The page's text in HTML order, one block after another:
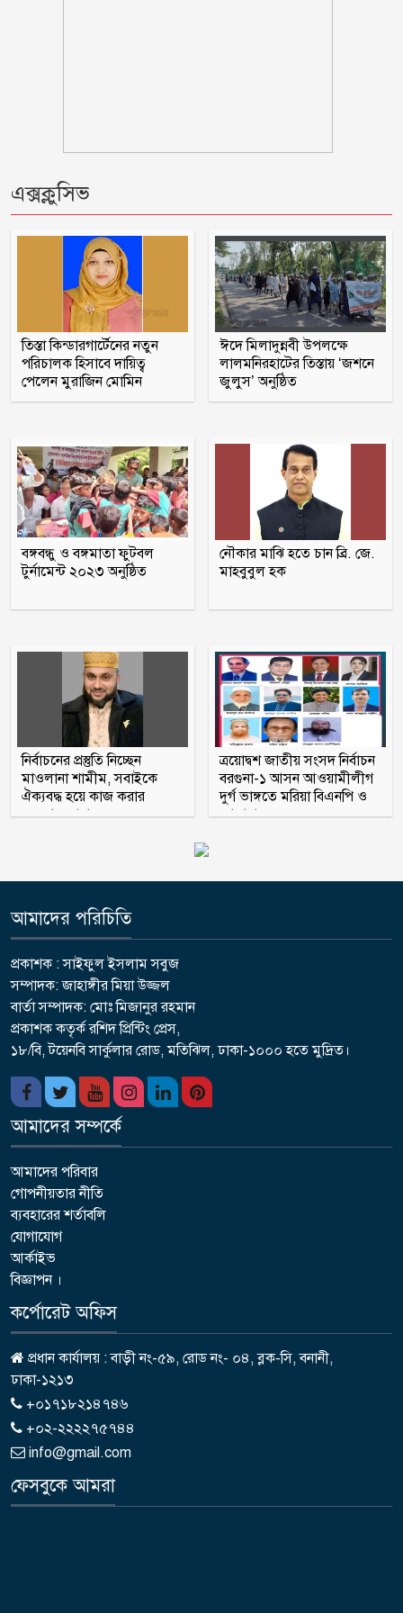
থাকার আহ্বান জামায়াত আমিরের
প্রথমে নৈতিক সমর্থন, পরে সরাসরি রাজপথে
নামে বিএনপি
গোপালগঞ্জে ১৫ আগস্ট পর্যন্ত নিরাপত্তা
জোরদার, মোতায়েন ৫ প্লাটুন বিজিবি
দম্পতিরা
জুলাই স্মৃতি জাদুঘর বিতাড়িত ফ্যাসিস্টদের
মুখোশ উন্মোচন করবে: প্রধানমন্ত্রী
তিতুমীর কলেজে ছাত্রশক্তির ২ নেতার ওপর
‘জুলাই গণ-অভ্যুত্থান’ দিবস আজ, রক্তে লেখা
এক্সক্লুসিভ
তিস্তা কিন্ডারগার্টেনের নতুন
পরিচালক হিসাবে দায়িত্ব
পেলেন মুরাজিন মোমিন
ঈদে মিলাদুন্নবী উপলক্ষে
লালমনিরহাটের তিস্তায় ‘জশনে
জুলুস’ অনুষ্ঠিত
বঙ্গবন্ধু ও বঙ্গমাতা ফুটবল
টুর্নামেন্ট ২০২৩ অনুষ্ঠিত
নৌকার মাঝি হতে চান ব্রি. জে.
মাহবুবুল হক
নির্বাচনের প্রস্তুতি নিচ্ছেন
মাওলানা শামীম, সবাইকে
ঐক্যবদ্ধ হয়ে কাজ করার
অহব্বান জানান
ত্রয়োদ্বশ জাতীয় সংসদ নির্বাচন
বরগুনা-১ আসন আওয়ামীলীগ
দুর্গ ভাঙ্গতে মরিয়া বিএনপি ও
জামায়াত
আমাদের পরিচিতি
প্রকাশক : সাইফুল ইসলাম সবুজ
সম্পাদক: জাহাঙ্গীর মিয়া উজ্জল
বার্তা সম্পাদক: মোঃ মিজানুর রহমান
প্রকাশক কতৃর্ক রশিদ প্রিন্টিং প্রেস,
১৮/বি, টয়েনবি সার্কুলার রোড, মতিঝিল, ঢাকা-১০০০ হতে মুদ্রিত।
আমাদের সম্পর্কে
আমাদের পরিবার
গোপনীয়তার নীতি
ব্যবহারের শর্তাবলি
যোগাযোগ
আর্কাইভ
বিজ্ঞাপন ।
কর্পোরেট অফিস
প্রধান কার্যালয় : বাড়ী নং-৫৯, রোড নং- ০৪, ব্লক-সি, বনানী,
ঢাকা-১২১৩
+০১৭১৮২১৪৭৪৬
+০২-২২২২৭৫৭৪৪
info@gmail.com
ফেসবুকে আমরা